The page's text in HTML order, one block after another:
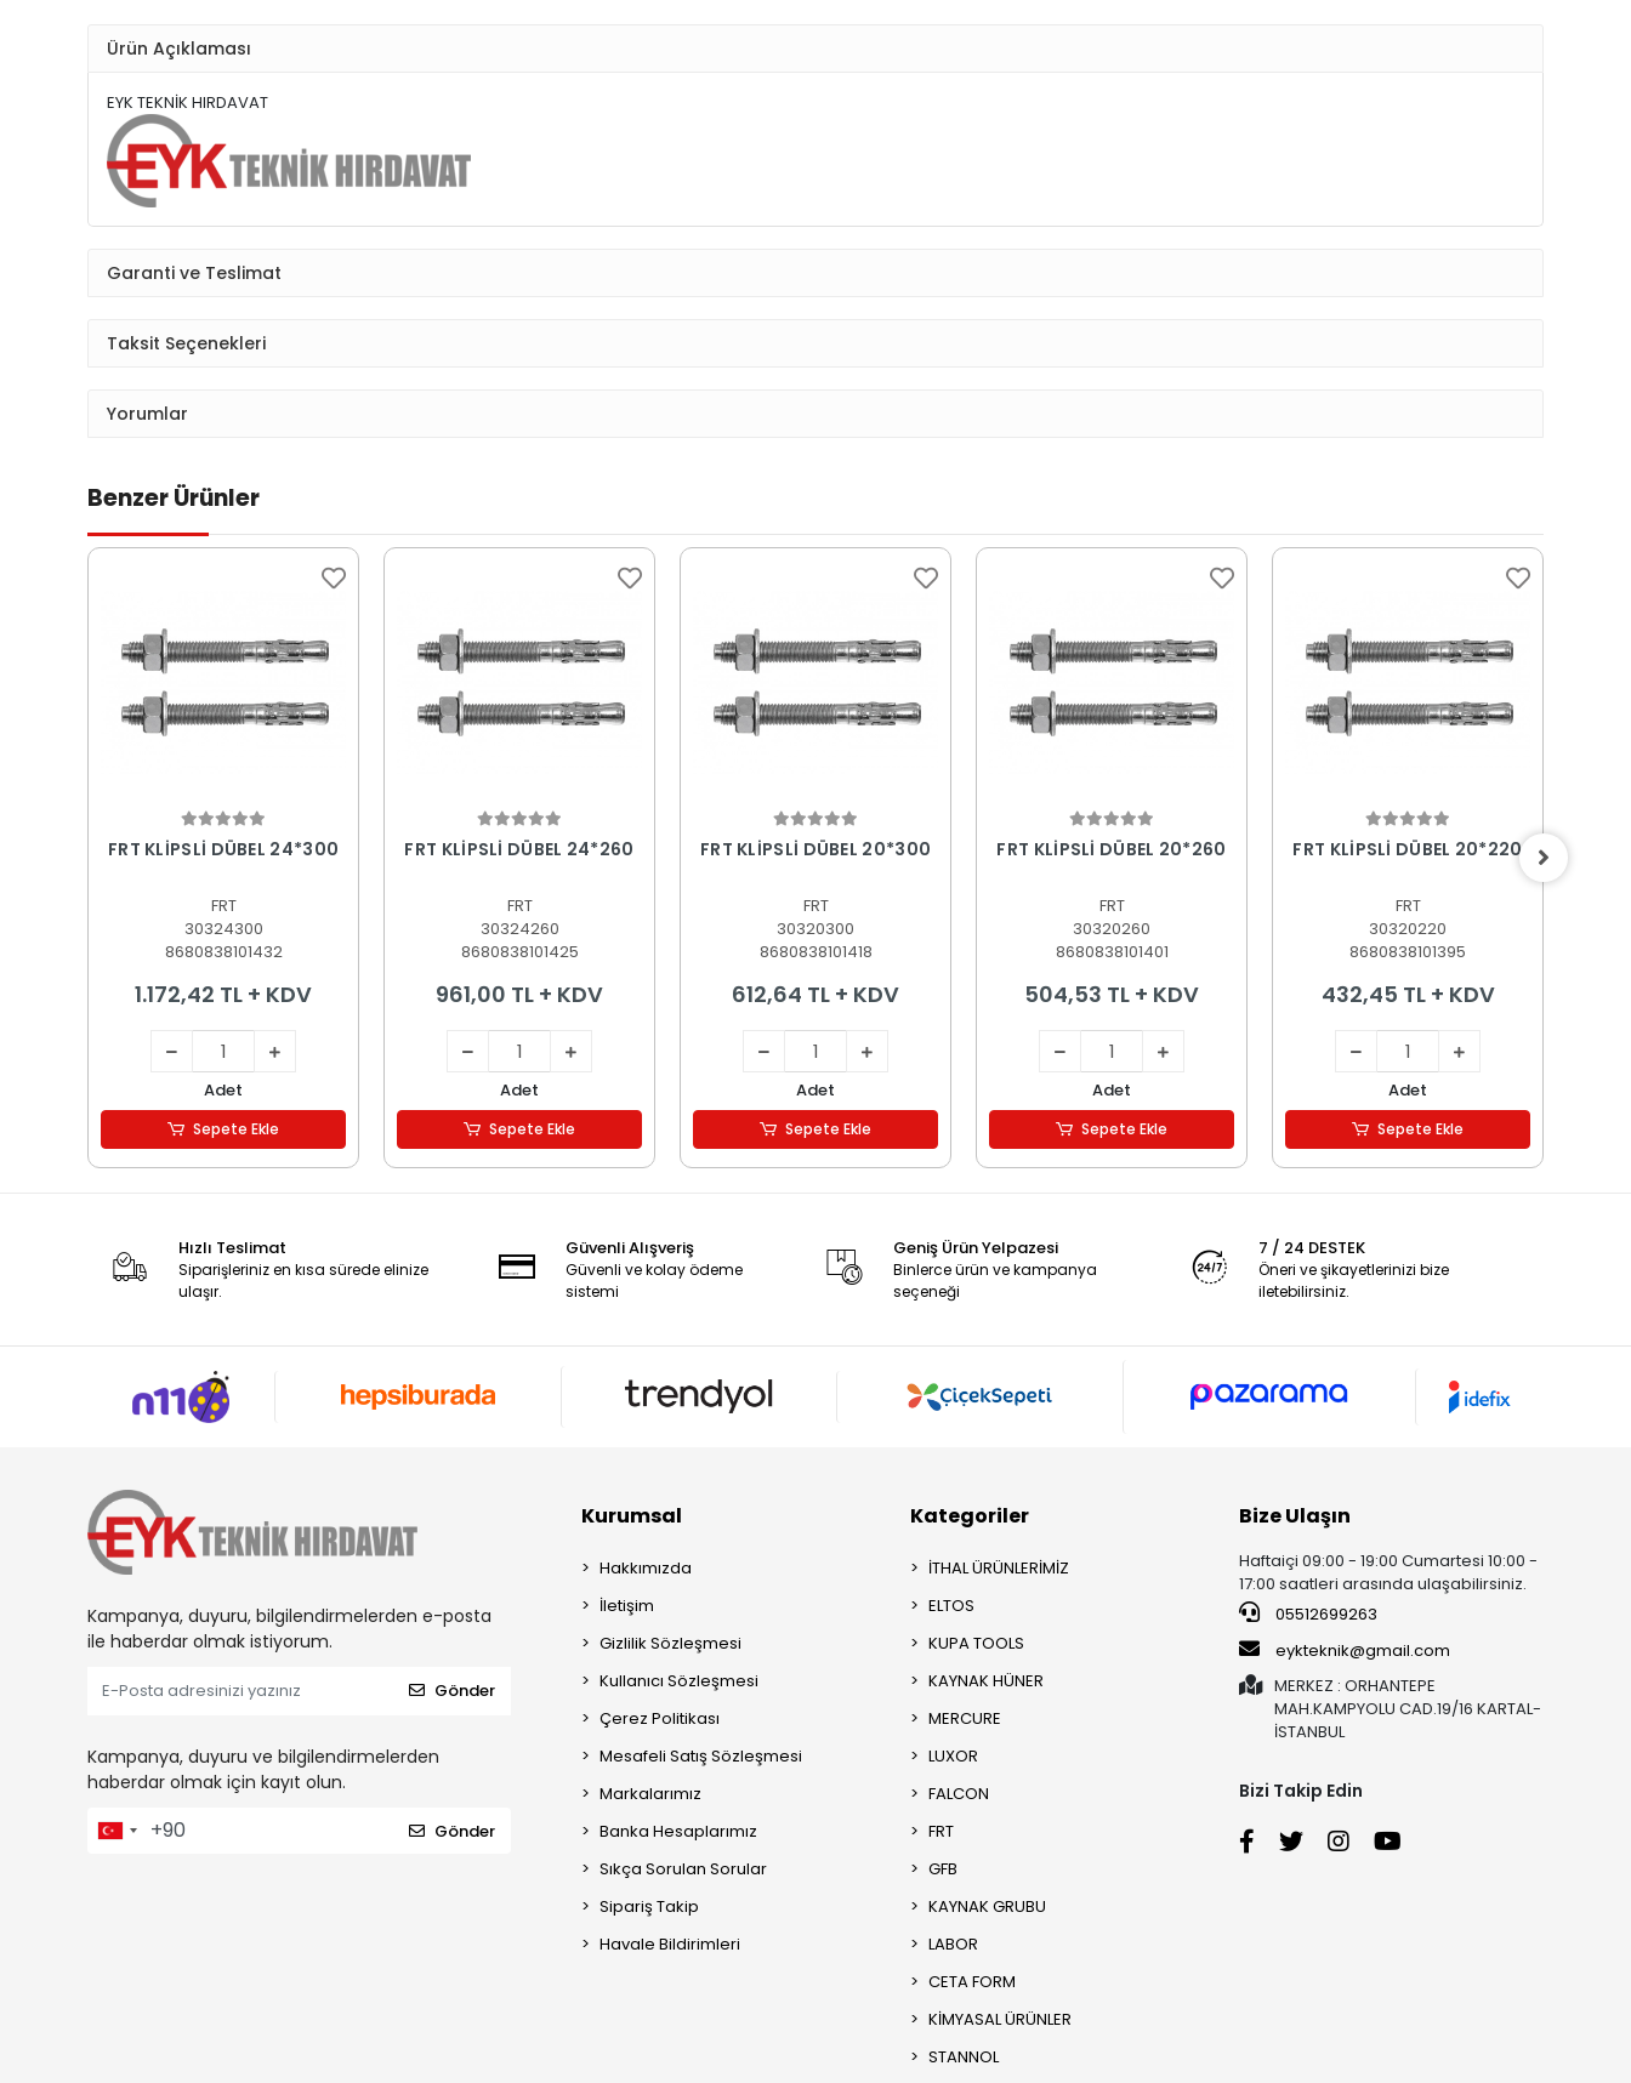
Ürün Açıklaması
EYK TEKNİK HIRDAVAT
Garanti ve Teslimat
Taksit Seçenekleri
Yorumlar
Benzer Ürünler
Sepete Ekle
FRT KLİPSLİ DÜBEL 24*300
FRT
30324300
8680838101432
1.172,42 TL + KDV
Adet
Sepete Ekle
Sepete Ekle
FRT KLİPSLİ DÜBEL 24*260
FRT
30324260
8680838101425
961,00 TL + KDV
Adet
Sepete Ekle
Sepete Ekle
FRT KLİPSLİ DÜBEL 20*300
FRT
30320300
8680838101418
612,64 TL + KDV
Adet
Sepete Ekle
Sepete Ekle
FRT KLİPSLİ DÜBEL 20*260
FRT
30320260
8680838101401
504,53 TL + KDV
Adet
Sepete Ekle
Sepete Ekle
FRT KLİPSLİ DÜBEL 20*220
FRT
30320220
8680838101395
432,45 TL + KDV
Adet
Sepete Ekle
Hızlı Teslimat
Siparişleriniz en kısa sürede elinize
ulaşır.
Güvenli Alışveriş
Güvenli ve kolay ödeme
sistemi
Geniş Ürün Yelpazesi
Binlerce ürün ve kampanya
seçeneği
7 / 24 DESTEK
Öneri ve şikayetlerinizi bize
iletebilirsiniz.
Kampanya, duyuru, bilgilendirmelerden e-posta
ile haberdar olmak istiyorum.
Gönder
Kampanya, duyuru ve bilgilendirmelerden
haberdar olmak için kayıt olun.
Gönder
Kurumsal
Hakkımızda
İletişim
Gizlilik Sözleşmesi
Kullanıcı Sözleşmesi
Çerez Politikası
Mesafeli Satış Sözleşmesi
Markalarımız
Banka Hesaplarımız
Sıkça Sorulan Sorular
Sipariş Takip
Havale Bildirimleri
Kategoriler
İTHAL ÜRÜNLERİMİZ
ELTOS
KUPA TOOLS
KAYNAK HÜNER
MERCURE
LUXOR
FALCON
FRT
GFB
KAYNAK GRUBU
LABOR
CETA FORM
KİMYASAL ÜRÜNLER
STANNOL
Bize Ulaşın
Haftaiçi 09:00 - 19:00 Cumartesi 10:00 -
17:00 saatleri arasında ulaşabilirsiniz.
05512699263
eykteknik@gmail.com
MERKEZ : ORHANTEPE
MAH.KAMPYOLU CAD.19/16 KARTAL-
İSTANBUL
Bizi Takip Edin